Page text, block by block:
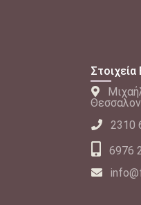
Στοιχεία
2310
6976